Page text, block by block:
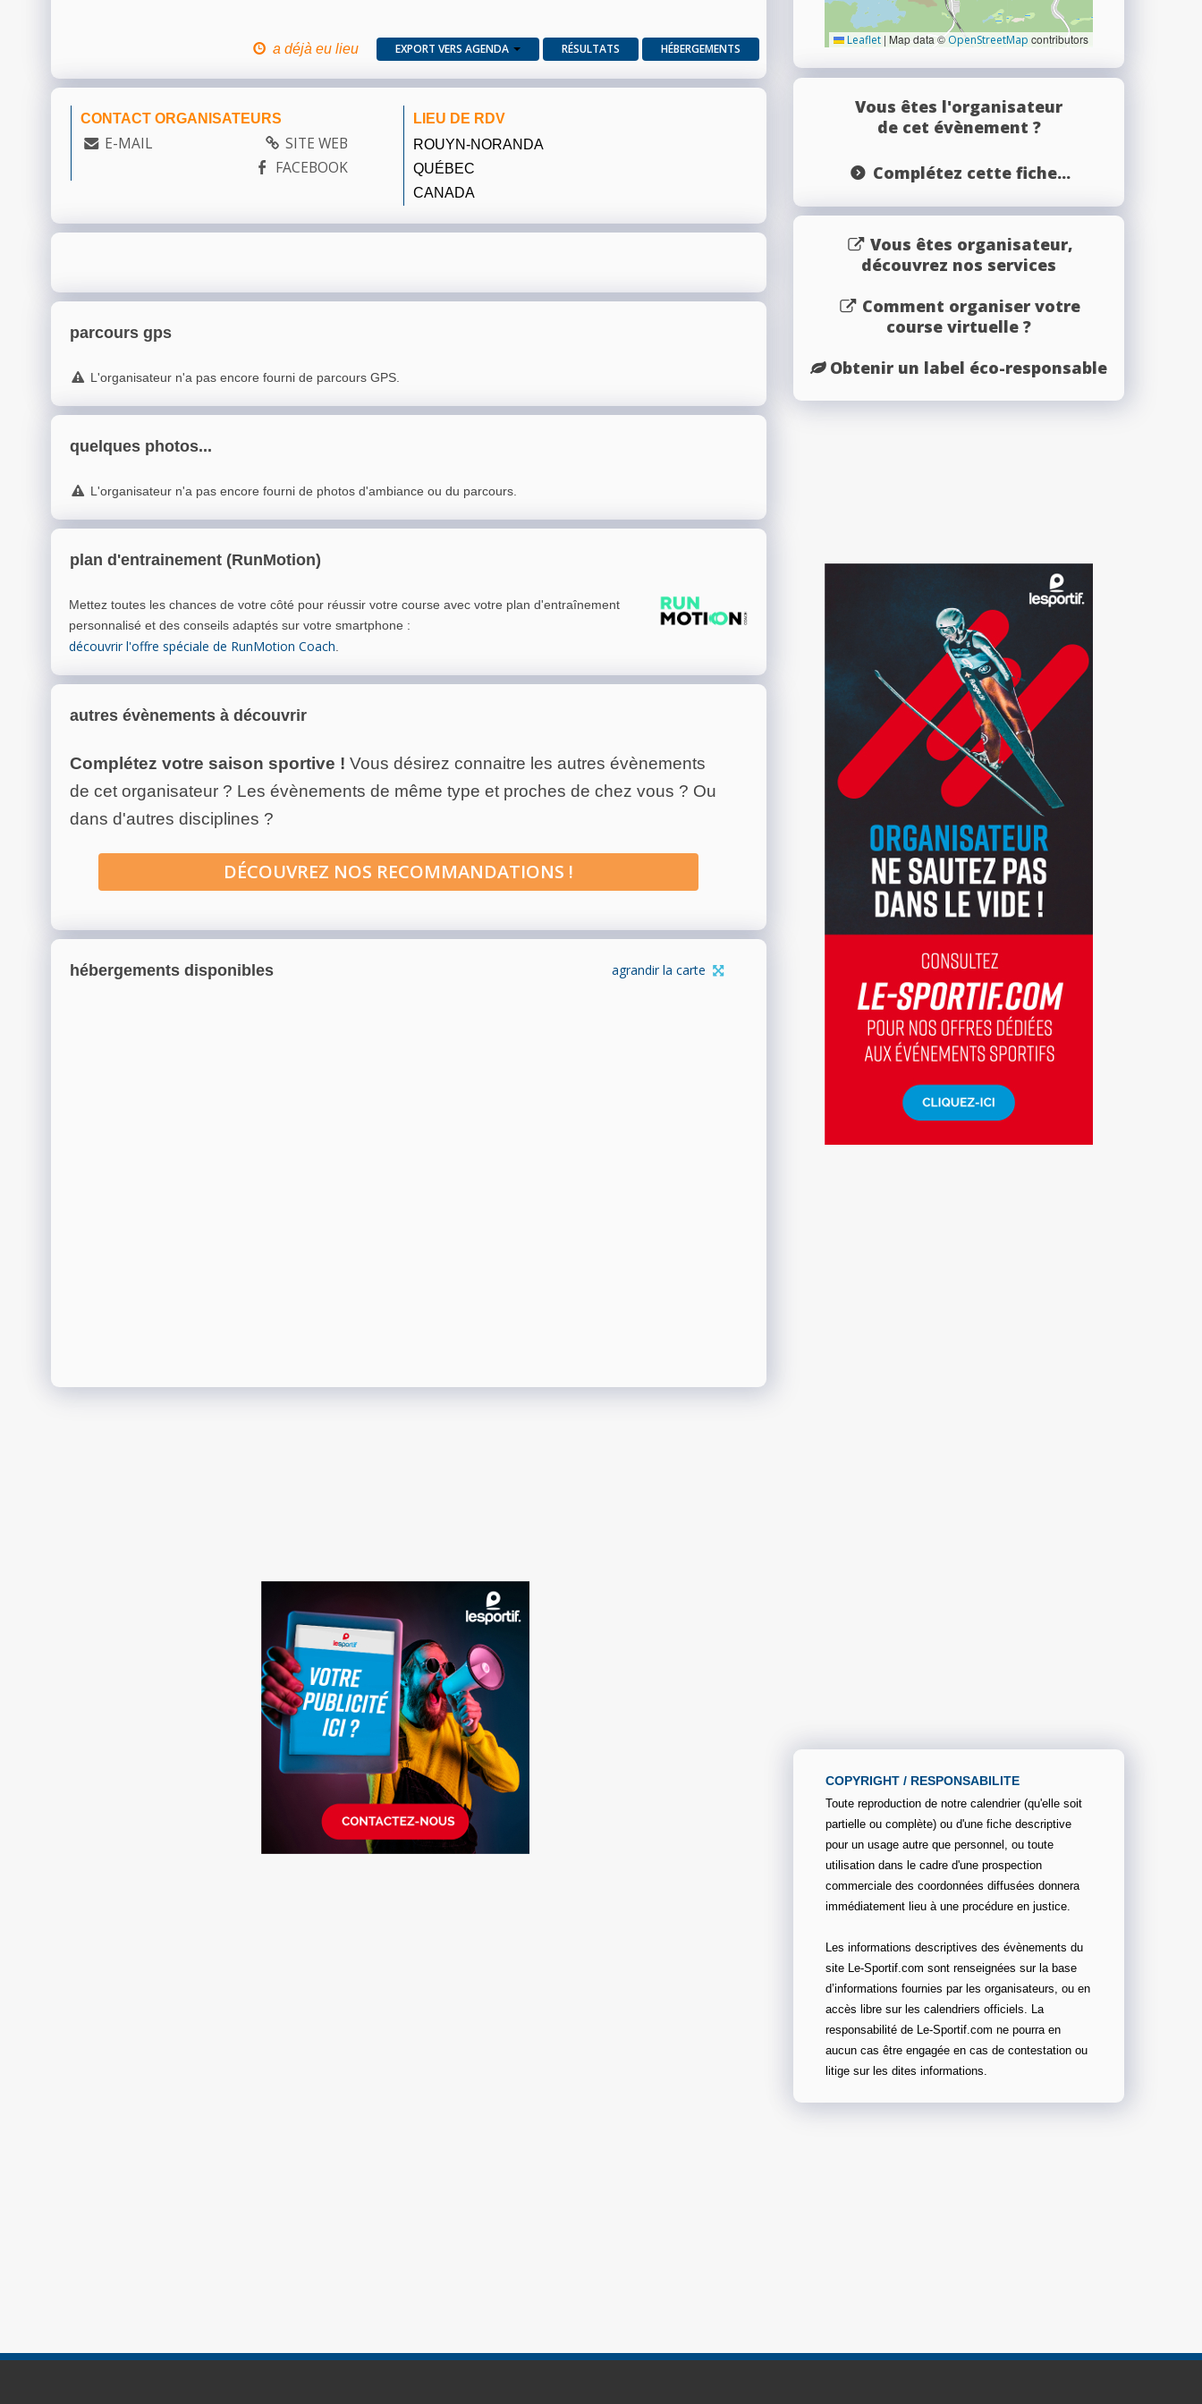
a déjà eu lieu EXPORT VERS AGENDA RÉSULTATS HÉBERGEMENTS
CONTACT ORGANISATEURS
E-MAIL
SITE WEB
FACEBOOK
LIEU DE RDV
ROUYN-NORANDA
QUÉBEC
CANADA
parcours gps
L'organisateur n'a pas encore fourni de parcours GPS.
quelques photos...
L'organisateur n'a pas encore fourni de photos d'ambiance ou du parcours.
plan d'entrainement (RunMotion)
Mettez toutes les chances de votre côté pour réussir votre course avec votre plan d'entraînement
personnalisé et des conseils adaptés sur votre smartphone :
découvrir l'offre spéciale de RunMotion Coach.
autres évènements à découvrir
Complétez votre saison sportive ! Vous désirez connaitre les autres évènements
de cet organisateur ? Les évènements de même type et proches de chez vous ? Ou
dans d'autres disciplines ?
DÉCOUVREZ NOS RECOMMANDATIONS !
hébergements disponibles agrandir la carte
Leaflet | Map data © OpenStreetMap contributors
Vous êtes l'organisateur
de cet évènement ?
Complétez cette fiche...
Vous êtes organisateur,
découvrez nos services
Comment organiser votre
course virtuelle ?
Obtenir un label éco-responsable
COPYRIGHT / RESPONSABILITE
Toute reproduction de notre calendrier (qu'elle soit
partielle ou complète) ou d'une fiche descriptive
pour un usage autre que personnel, ou toute
utilisation dans le cadre d'une prospection
commerciale des coordonnées diffusées donnera
immédiatement lieu à une procédure en justice.
Les informations descriptives des évènements du
site Le-Sportif.com sont renseignées sur la base
d’informations fournies par les organisateurs, ou en
accès libre sur les calendriers officiels. La
responsabilité de Le-Sportif.com ne pourra en
aucun cas être engagée en cas de contestation ou
litige sur les dites informations.